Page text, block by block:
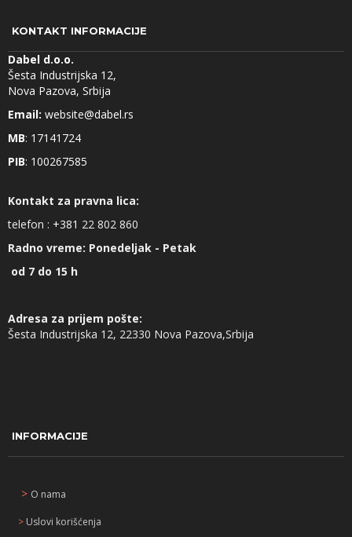
KONTAKT INFORMACIJE
Dabel d.o.o.
Šesta Industrijska 12,
Nova Pazova, Srbija
Email: website@dabel.rs
MB: 17141724
PIB: 100267585
Kontakt za pravna lica:
telefon : +381 22 802 860
Radno vreme: Ponedeljak - Petak
od 7 do 15 h
Adresa za prijem pošte:
Šesta Industrijska 12, 22330 Nova Pazova,Srbija
INFORMACIJE
> O nama
> Uslovi korišćenja